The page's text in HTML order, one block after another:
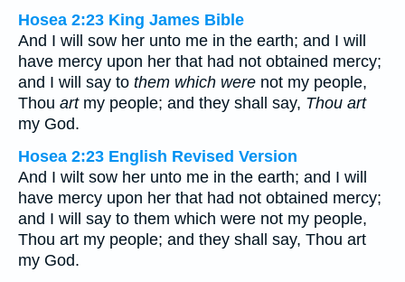
Hosea 2:23 King James Bible
And I will sow her unto me in the earth; and I will
have mercy upon her that had not obtained mercy;
and I will say to them which were not my people,
Thou artmy people; and they shall say, Thou art
my God.
Hosea 2:23 English Revised Version
And I wilt sow her unto me in the earth; and I will
have mercy upon her that had not obtained mercy;
and I will say to them which were not my people,
Thou art my people; and they shall say, Thou art
my God.